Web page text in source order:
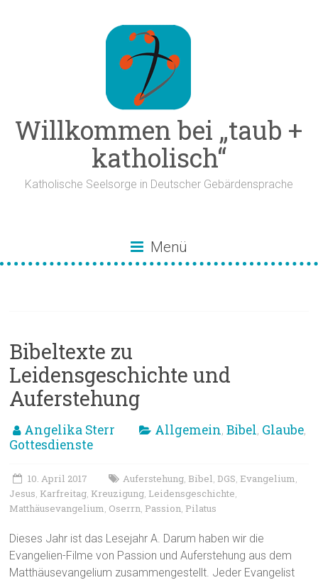
Willkommen bei „taub +
katholisch“
Katholische Seelsorge in Deutscher Gebärdensprache
Menü
Bibeltexte zu
Leidensgeschichte und
Auferstehung
Angelika Sterr Allgemein,Bibel, Glaube,
Gottesdienste
10. April 2017 Auferstehung, Bibel, DGS, Evangelium,
Jesus, Karfreitag, Kreuzigung, Leidensgeschichte,
Matthäusevangelium, Oserrn, Passion, Pilatus
Dieses Jahr ist das Lesejahr A. Darum haben wir die
Evangelien-Filme von Passion und Auferstehung aus dem
Matthäusevangelium zusammengestellt. Jeder Evangelist